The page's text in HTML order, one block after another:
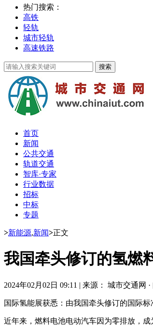
热门搜索：
高铁
轻轨
城市轻轨
高速铁路
首页
新闻
公共交通
轨道交通
智库·专家
行业数据
招标
中标
专题
>新能源,新闻>正文
我国牵头修订的氢燃
2024年02月02日 09:11 | 来源： 城市交通网 ·
国际氢能展获悉：由我国牵头修订的国际
近年来，燃料电池电动汽车因为零排放，